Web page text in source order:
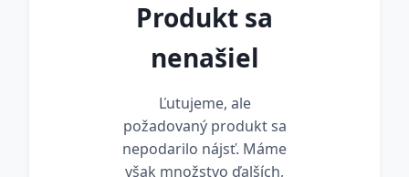
Produkt sa
nenašiel
Ľutujeme, ale
požadovaný produkt sa
nepodarilo nájsť. Máme
však množstvo ďalších,